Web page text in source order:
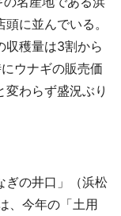
に並んでいる。
収穫量は3割から
ウナギの販売価
わらず盛況ぶり
の井口」（浜松
、今年の「土用